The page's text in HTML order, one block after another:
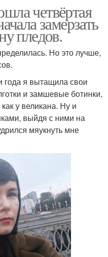
четвёртая
замерзать
пледов.
Но это лучше,
года я вытащила свои
и замшевые ботинки,
у великана. Ну и
выйдя с ними на
мяукнуть мне